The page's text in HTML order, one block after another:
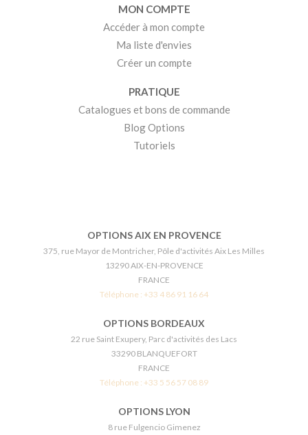
MON COMPTE
Accéder à mon compte
Ma liste d'envies
Créer un compte
PRATIQUE
Catalogues et bons de commande
Blog Options
Tutoriels
OPTIONS AIX EN PROVENCE
375, rue Mayor de Montricher, Pôle d'activités Aix Les Milles
13290 AIX-EN-PROVENCE
FRANCE
Téléphone : +33 4 86 91 16 64
OPTIONS BORDEAUX
22 rue Saint Exupery, Parc d'activités des Lacs
33290 BLANQUEFORT
FRANCE
Téléphone : +33 5 56 57 08 89
OPTIONS LYON
8 rue Fulgencio Gimenez